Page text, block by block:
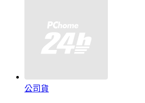
公司貨